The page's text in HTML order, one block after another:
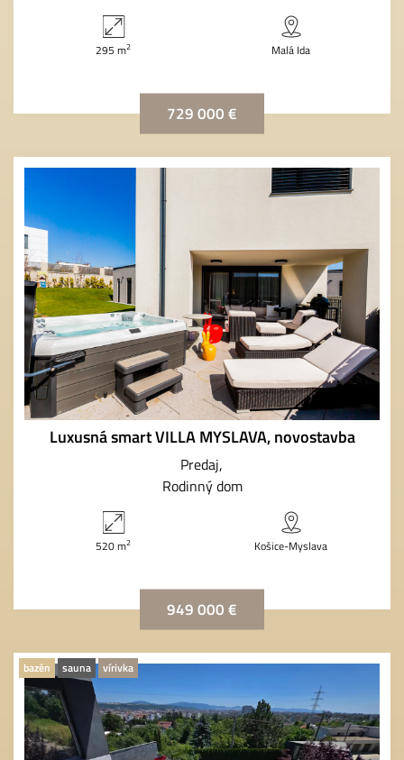
295 m2 Malá Ida
729 000 €
Luxusná smart VILLA MYSLAVA, novostavba
Predaj
Rodinný dom
520 m2 Košice-Myslava
949 000 €
bazén sauna vírivka